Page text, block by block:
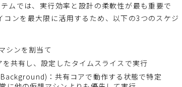
ムでは、実行効率と設計の柔軟性が最も重要で
ンを最大限に活用するため、以下の3つのスケジ
シンを割当て
共有し、設定したタイムスライスで実行
：共有コアで動作する状態で特定